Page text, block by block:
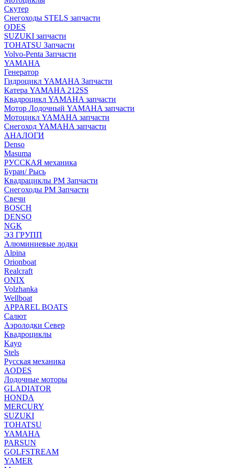
Скутер
Снегоходы STELS запчасти
ODES
SUZUKI запчасти
TOHATSU Запчасти
Volvo-Penta Запчасти
YAMAHA
Генератор
Гидроцикл YAMAHA Запчасти
Катера YAMAHA 212SS
Квадроцикл YAMAHA запчасти
Мотор Лодочный YAMAHA запчасти
Мотоцикл YAMAHA запчасти
Снегоход YAMAHA запчасти
АНАЛОГИ
Denso
Masuma
РУССКАЯ механика
Буран/ Рысь
Квадрациклы РМ Запчасти
Снегоходы РМ Запчасти
Свечи
BOSCH
DENSO
NGK
ЭЗ ГРУПП
Алюминиевые лодки
Alpina
Orionboat
Realcraft
ONIX
Volzhanka
Wellboat
АPPAREL BOATS
Салют
Аэролодки Север
Квадроциклы
Kayo
Stels
Русская механика
AODES
Лодочные моторы
GLADIATOR
HONDA
MERCURY
SUZUKI
TOHATSU
YAMAHA
PARSUN
GOLFSTREAM
YAMER